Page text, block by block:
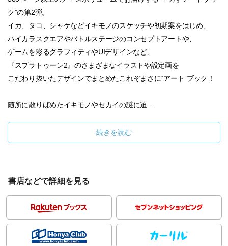
ク”の第2弾。
イカ、タコ、シャケなどイキモノのスケッチや初期案をはじめ、
ハイカラスクエアやバトルステージのコンセプトアートや、
ゲームを彩るグラフィティやUIデザインなど、
『スプラトゥーン2』のさまざまなイラストや設定画を
こだわり抜いたデザインでまとめたこれぞまさに“アート”ブック！
随所に散りばめたイキモノやセカイの謎に迫...
続きを読む
書店などで詳細を見る